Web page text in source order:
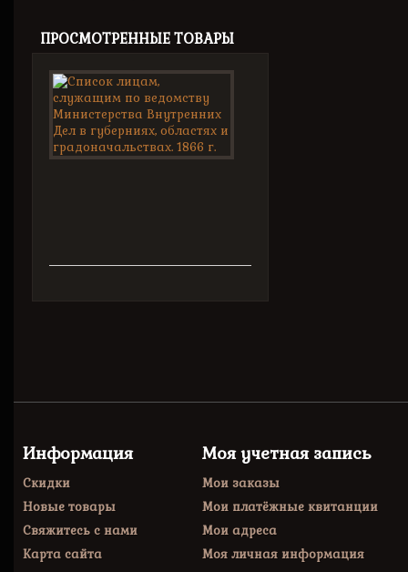
ПРОСМОТРЕННЫЕ ТОВАРЫ
Информация
Скидки
Новые товары
Свяжитесь с нами
Карта сайта
Моя учетная запись
Мои заказы
Мои платёжные квитанции
Мои адреса
Моя личная информация